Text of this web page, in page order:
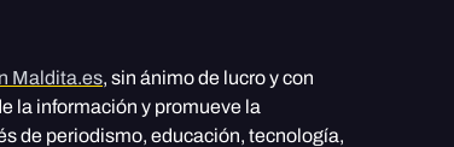
Maldita.es, sin ánimo de lucro y con
la información y promueve la
de periodismo, educación, tecnología,